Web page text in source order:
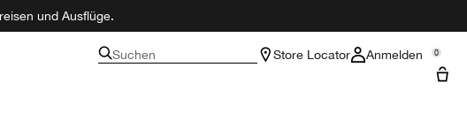
und Ausflüge.
Suchen Store Locator Anmelden 0